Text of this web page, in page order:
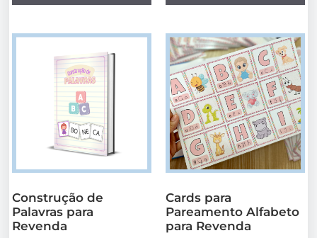
Construção de
Palavras para
Revenda
Cards para
Pareamento Alfabeto
para Revenda